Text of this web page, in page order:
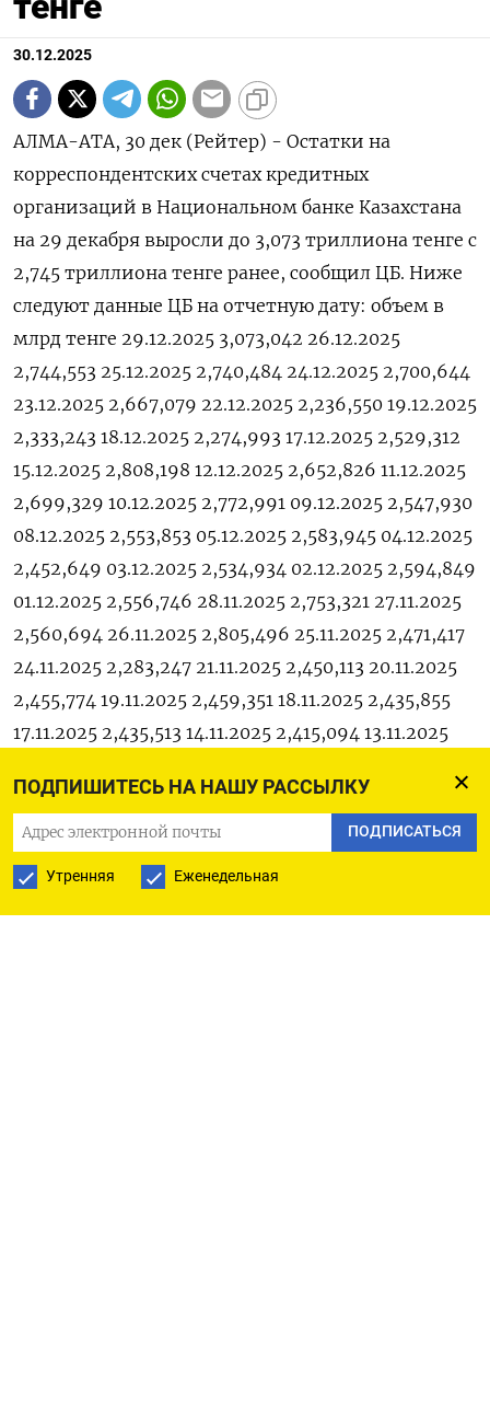
ПОДПИШИТЕСЬ НА НАШУ РАССЫЛКУ
ПОДПИСАТЬСЯ
Утренняя Еженедельная
30.12.2025
АЛМА-АТА, 30 дек (Рейтер) - ⁠Остатки на
корреспондентских счетах кредитных
⁠организаций ​в ⁠Национальном ⁠банке Казахстана
‌на 29 ‍декабря ‌выросли до ​3,073 триллиона тенге ⁠с
‍2,745 триллиона тенге ‌ранее, сообщил ЦБ. Ниже
следуют ‍данные ‍ЦБ на ‍отчетную дату: объем в
млрд ⁠тенге 29.12.2025 3,073,042 26.12.2025
2,744,553 25.12.2025 2,740,484 24.12.2025 2,700,644
23.12.2025 2,667,079 22.12.2025 2,236,550 19.12.2025
2,333,243 18.12.2025 2,274,993 17.12.2025 2,529,312
15.12.2025 2,808,198 12.12.2025 2,652,826 11.12.2025
2,699,329 10.12.2025 2,772,991 09.12.2025 2,547,930
08.12.2025 2,553,853 05.12.2025 2,583,945 04.12.2025
2,452,649 03.12.2025 2,534,934 02.12.2025 2,594,849
01.12.2025 2,556,746 28.11.2025 2,753,321 27.11.2025
2,560,694 26.11.2025 2,805,496 25.11.2025 2,471,417
24.11.2025 2,283,247 21.11.2025 2,450,113 20.11.2025
2,455,774 19.11.2025 2,459,351 18.11.2025 2,435,855
17.11.2025 2,435,513 14.11.2025 2,415,094 13.11.2025
10.11.2025 2,419,064 07.11.2025 2,431,914 06.11.2025
2,423,393 05.11.2025 2,495,022 04.11.2025 2,545,971
03.11.2025 2,597,334 31.10.2025 2,881,705 30.10.2025
2,793,727 29.10.2025 2,745,460 28.10.2025 2,752,841